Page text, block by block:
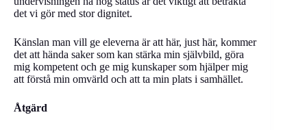
det vi gör med stor dignitet.
Känslan man vill ge eleverna är att här, just här, kommer
det att hända saker som kan stärka min självbild, göra
mig kompetent och ge mig kunskaper som hjälper mig
att förstå min omvärld och att ta min plats i samhället.
Åtgärd